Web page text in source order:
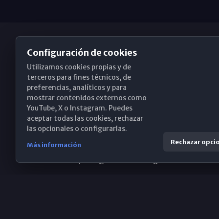
Obispado de Málaga
Santa María, 18-20. 29015 Málaga
(+34) 952 224 386
Configuración de cookies
Utilizamos cookies propias y de
terceros para fines técnicos, de
preferencias, analíticos y para
mostrar contenidos externos como
YouTube, X o Instagram. Puedes
aceptar todas las cookies, rechazar
las opcionales o configurarlas.
Más información Rechazar